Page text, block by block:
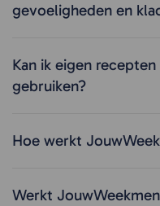
gevoeligheden en
Kan ik eigen recepten
gebruiken?
Hoe werkt
Werkt